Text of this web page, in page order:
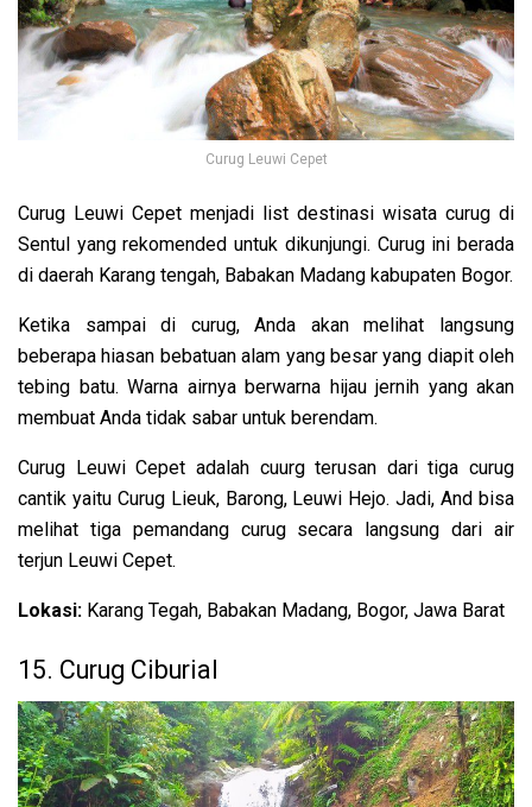
Curug Leuwi Cepet
Curug Leuwi Cepet menjadi list destinasi wisata curug di
Sentul yang rekomended untuk dikunjungi. Curug ini berada
di daerah Karang tengah, Babakan Madang kabupaten Bogor.
Ketika sampai di curug, Anda akan melihat langsung
beberapa hiasan bebatuan alam yang besar yang diapit oleh
tebing batu. Warna airnya berwarna hijau jernih yang akan
membuat Anda tidak sabar untuk berendam.
Curug Leuwi Cepet adalah cuurg terusan dari tiga curug
cantik yaitu Curug Lieuk, Barong, Leuwi Hejo. Jadi, And bisa
melihat tiga pemandang curug secara langsung dari air
terjun Leuwi Cepet.
Lokasi: Karang Tegah, Babakan Madang, Bogor, Jawa Barat
15. Curug Ciburial